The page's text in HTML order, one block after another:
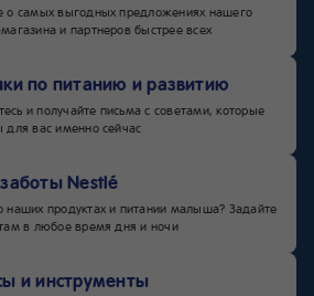
о самых выгодных предложениях нашего
и партнеров быстрее всех
по питанию и развитию
и получайте письма с советами, которые
для вас именно сейчас
Nestlé
наших продуктах и питании малыша? Задайте
в любое время дня и ночи
и инструменты